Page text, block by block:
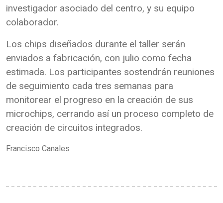
investigador asociado del centro, y su equipo
colaborador.
Los chips diseñados durante el taller serán
enviados a fabricación, con julio como fecha
estimada. Los participantes sostendrán reuniones
de seguimiento cada tres semanas para
monitorear el progreso en la creación de sus
microchips, cerrando así un proceso completo de
creación de circuitos integrados.
Francisco Canales